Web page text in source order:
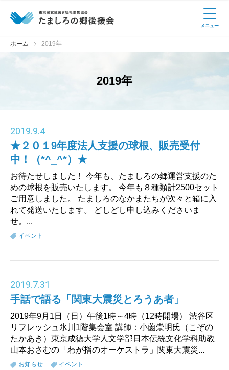
メニュー
ホーム 2019年
2019年
2019.9.4
★２０１9年度法人支援の球根、販売受付
中！（*^_^*）★
お待たせしました！ 今年も、たましろの郷運営支援のた
めの球根を販売いたします。 今年も８種類計2500セット
ご用意しました。 たましろのなかまたちが次々と箱に入
れて発送いたします。 どしどし申し込みくださいま
せ。...
イベント
2019.7.31
手話で語る「関東大震災とろうあ者」
2019年9月1日（日）午後1時～4時（12時開場） 渋谷区
リフレッシュ氷川1階集会室 講師：小薗崇明氏（こぞの
たかあき）東京成徳大学人文学部日本伝統文化学科助教
山本おさむの「わが指のオーケストラ」関東大震災...
お知らせ イベント